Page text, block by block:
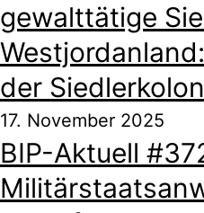
gewalttätige
der
17. November 2025
BIP-Aktuell